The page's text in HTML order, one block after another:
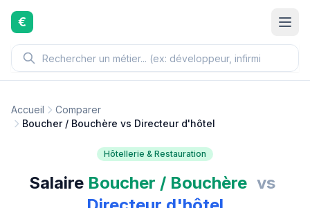
Aller au contenu principal
€
Accueil
Comparer
Boucher / Bouchère vs Directeur d'hôtel
Hôtellerie & Restauration
Salaire Boucher / Bouchère vs